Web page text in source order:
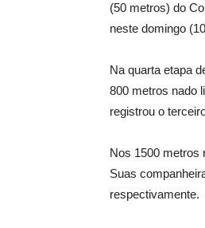
(50 metros) do
neste domingo
Na quarta etapa
800 metros nado
registrou o
Nos 1500 metros
Suas
respectivamente.